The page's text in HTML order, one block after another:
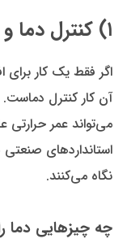
۱) کنترل دما و خنک‌کاری اصولی
اگر فقط یک کار برای
می‌تواند عمر حرارتی
استانداردهای
نگاه می‌کنند.
چه چیزهایی دما